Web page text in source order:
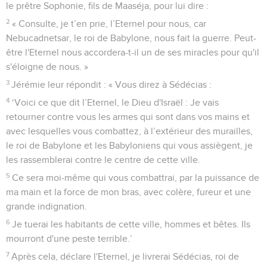
le prêtre Sophonie, fils de Maaséja, pour lui dire :
2 « Consulte, je t’en prie, l’Eternel pour nous, car
Nebucadnetsar, le roi de Babylone, nous fait la guerre. Peut-
être l'Eternel nous accordera-t-il un de ses miracles pour qu'il
s'éloigne de nous. »
3 Jérémie leur répondit : « Vous direz à Sédécias :
4 ‘Voici ce que dit l’Eternel, le Dieu d'Israël : Je vais
retourner contre vous les armes qui sont dans vos mains et
avec lesquelles vous combattez, à l’extérieur des murailles,
le roi de Babylone et les Babyloniens qui vous assiègent, je
les rassemblerai contre le centre de cette ville.
5 Ce sera moi-même qui vous combattrai, par la puissance de
ma main et la force de mon bras, avec colère, fureur et une
grande indignation.
6 Je tuerai les habitants de cette ville, hommes et bêtes. Ils
mourront d'une peste terrible.’
7 Après cela, déclare l'Eternel, je livrerai Sédécias, roi de